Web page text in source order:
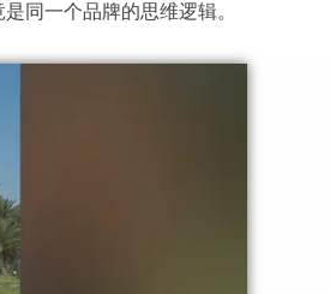
同一个品牌的思维逻辑。